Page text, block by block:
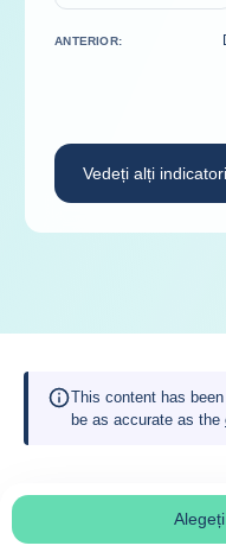
ANTERIOR:
Vedeți alți
This content has
be as accurate as the